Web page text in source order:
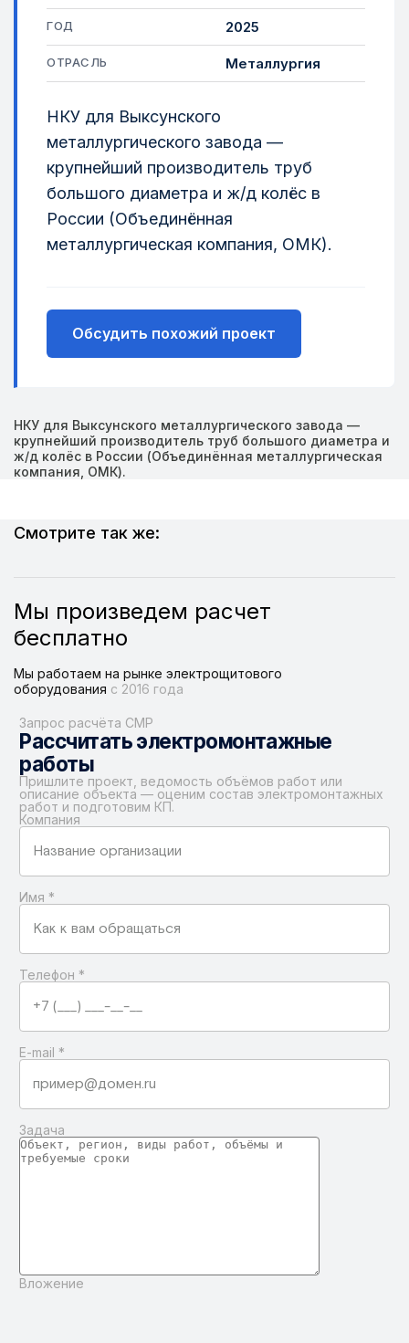
ГОД 2025
ОТРАСЛЬ Металлургия
НКУ для Выксунского
металлургического завода —
крупнейший производитель труб
большого диаметра и ж/д колёс в
России (Объединённая
металлургическая компания, ОМК).
Обсудить похожий проект
НКУ для Выксунского металлургического завода —
крупнейший производитель труб большого диаметра и
ж/д колёс в России (Объединённая металлургическая
компания, ОМК).
Смотрите так же:
Мы произведем расчет
бесплатно
Мы работаем на рынке электрощитового
оборудования с 2016 года
Запрос расчёта СМР
Рассчитать электромонтажные
работы
Пришлите проект, ведомость объёмов работ или
описание объекта — оценим состав электромонтажных
работ и подготовим КП.
Компания
Имя *
Телефон *
E-mail *
Задача
Вложение